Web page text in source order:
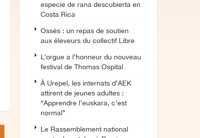
especie de rana descubierta en
Costa Rica
Ossès : un repas de soutien
aux éleveurs du collectif Libre
L’orgue a l’honneur du nouveau
festival de Thomas Ospital
À Urepel, les internats d’AEK
attirent de jeunes adultes :
“Apprendre l’euskara, c’est
normal”
Le Rassemblement national